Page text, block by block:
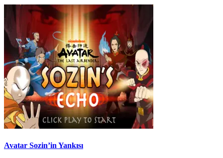
Avatar Sozin’in Yankısı